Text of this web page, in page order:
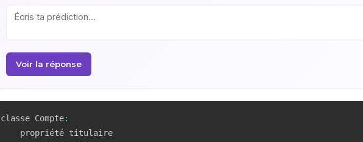
Voir la réponse
classe Compte:
    propriété titulaire